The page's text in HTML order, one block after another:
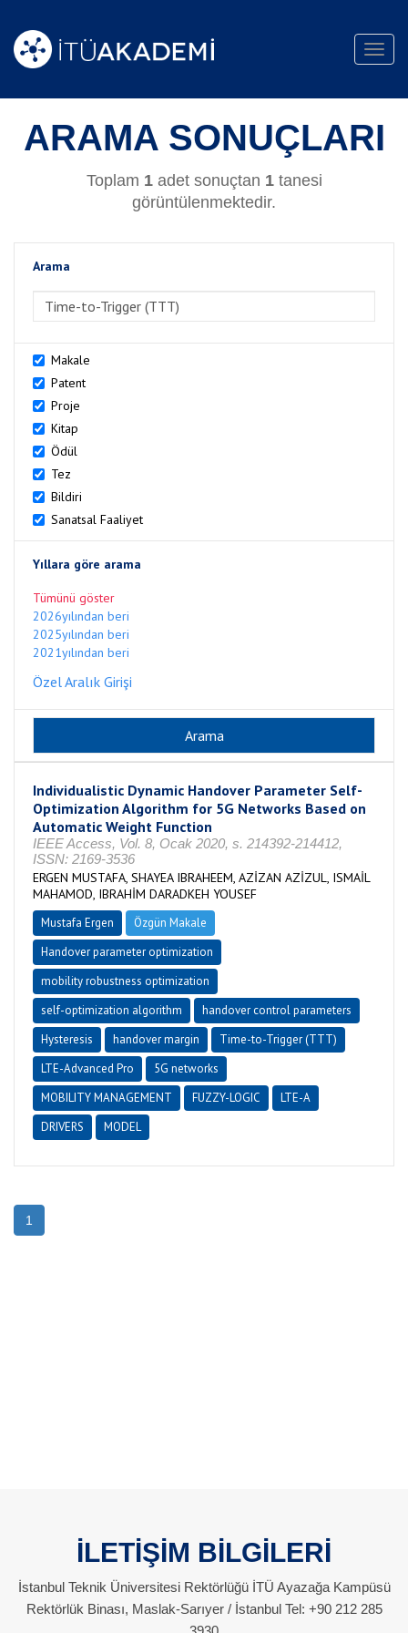
ARAMA SONUÇLARI
Toplam 1adet sonuçtan 1tanesi
görüntülenmektedir.
Arama
Makale
Patent
Proje
Kitap
Ödül
Tez
Bildiri
Sanatsal Faaliyet
Yıllara göre arama
Tümünü göster
2026yılından beri
2025yılından beri
2021yılından beri
Özel Aralık Girişi
Individualistic Dynamic Handover Parameter Self-
Optimization Algorithm for 5G Networks Based on
Automatic Weight Function
IEEE Access, Vol. 8, Ocak 2020, s. 214392-214412,
ISSN: 2169-3536
ERGEN MUSTAFA, SHAYEA IBRAHEEM, AZİZAN AZİZUL, ISMAİL
MAHAMOD, IBRAHİM DARADKEH YOUSEF
Mustafa Ergen
Özgün Makale
Handover parameter optimization
mobility robustness optimization
self-optimization algorithm
handover control parameters
Hysteresis
handover margin
Time-to-Trigger (TTT)
LTE-Advanced Pro
5G networks
MOBILITY MANAGEMENT
FUZZY-LOGIC
LTE-A
DRIVERS
MODEL
1
İLETİŞİM BİLGİLERİ
İstanbul Teknik Üniversitesi Rektörlüğü İTÜ Ayazağa Kampüsü
Rektörlük Binası, Maslak-Sarıyer / İstanbul Tel: +90 212 285